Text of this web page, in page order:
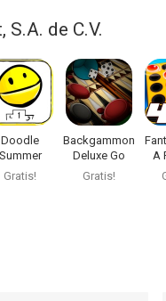
S.A. de C.V.
Doodle
Summer
Games Go
Gratis!
Backgammon
Deluxe Go
Gratis!
A